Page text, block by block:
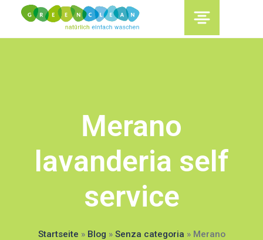
content
Merano
lavanderia self
service
Startseite » Blog » Senza categoria » Merano